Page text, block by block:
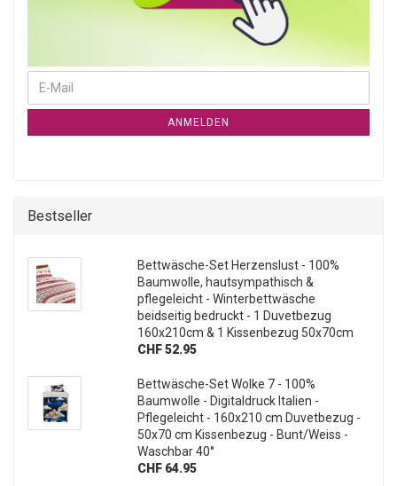
ANMELDEN
Bestseller
Bettwäsche-Set Herzenslust - 100%
Baumwolle, hautsympathisch &
pflegeleicht - Winterbettwäsche
beidseitig bedruckt - 1 Duvetbezug
160x210cm & 1 Kissenbezug 50x70cm
CHF 52.95
Bettwäsche-Set Wolke 7 - 100%
Baumwolle - Digitaldruck Italien -
Pflegeleicht - 160x210 cm Duvetbezug -
50x70 cm Kissenbezug - Bunt/Weiss -
Waschbar 40°
CHF 64.95